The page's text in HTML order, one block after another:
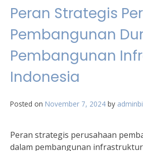
Peran Strategis
Pembangunan
Pembangunan
Indonesia
Posted on November 7, 2024 by
Peran strategis perusahaan
dalam pembangunan